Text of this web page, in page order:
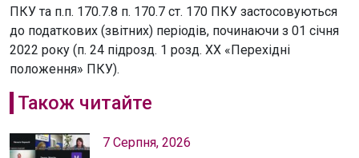
ПКУ та п.п. 170.7.8 п. 170.7 ст. 170 ПКУ застосовуються
до податкових (звітних) періодів, починаючи з 01 січня
2022 року (п. 24 підрозд. 1 розд. XX «Перехідні
положення» ПКУ).
Також читайте
7 Серпня, 2026